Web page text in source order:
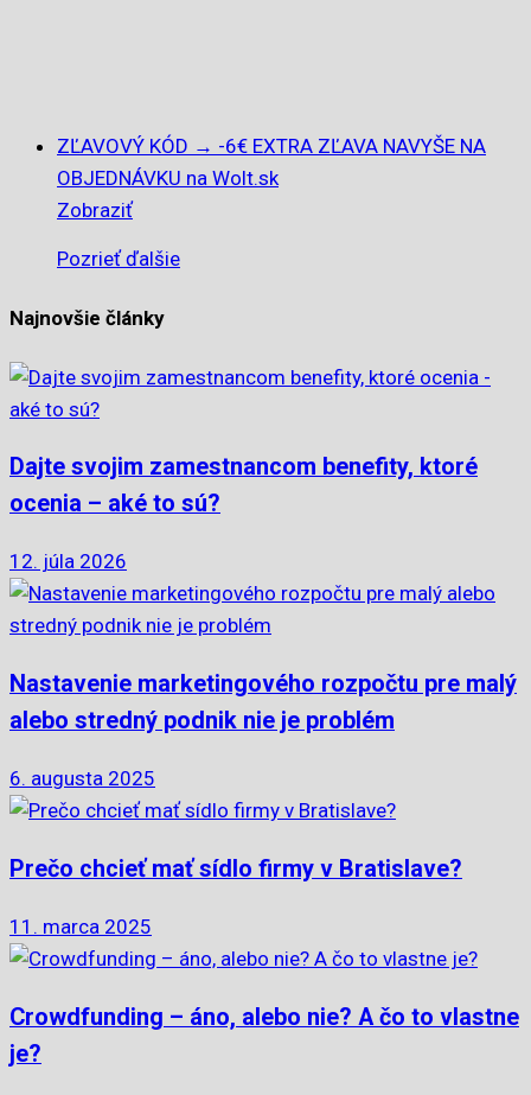
ZĽAVOVÝ KÓD → -6€ EXTRA ZĽAVA NAVYŠE NA
OBJEDNÁVKU na Wolt.sk
Zobraziť
Pozrieť ďalšie
Najnovšie články
Dajte svojim zamestnancom benefity, ktoré
ocenia – aké to sú?
12. júla 2026
Nastavenie marketingového rozpočtu pre malý
alebo stredný podnik nie je problém
6. augusta 2025
Prečo chcieť mať sídlo firmy v Bratislave?
11. marca 2025
Crowdfunding – áno, alebo nie? A čo to vlastne
je?